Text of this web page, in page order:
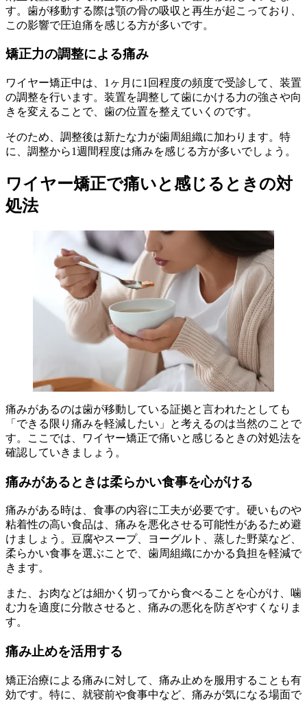
す。歯が移動する際は顎の骨の吸収と再生が起こっており、
この影響で圧迫痛を感じる方が多いです。
矯正力の調整による痛み
ワイヤー矯正中は、1ヶ月に1回程度の頻度で受診して、装置
の調整を行います。装置を調整して歯にかける力の強さや向
きを変えることで、歯の位置を整えていくのです。
そのため、調整後は新たな力が歯周組織に加わります。特
に、調整から1週間程度は痛みを感じる方が多いでしょう。
ワイヤー矯正で痛いと感じるときの対
処法
痛みがあるのは歯が移動している証拠と言われたとしても
「できる限り痛みを軽減したい」と考えるのは当然のことで
す。ここでは、ワイヤー矯正で痛いと感じるときの対処法を
確認していきましょう。
痛みがあるときは柔らかい食事を心がける
痛みがある時は、食事の内容に工夫が必要です。硬いものや
粘着性の高い食品は、痛みを悪化させる可能性があるため避
けましょう。豆腐やスープ、ヨーグルト、蒸した野菜など、
柔らかい食事を選ぶことで、歯周組織にかかる負担を軽減で
きます。
また、お肉などは細かく切ってから食べることを心がけ、噛
む力を適度に分散させると、痛みの悪化を防ぎやすくなりま
す。
痛み止めを活用する
矯正治療による痛みに対して、痛み止めを服用することも有
効です。特に、就寝前や食事中など、痛みが気になる場面で